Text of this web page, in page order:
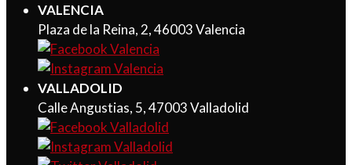
VALENCIA
Plaza de la Reina, 2, 46003 Valencia
VALLADOLID
Calle Angustias, 5, 47003 Valladolid